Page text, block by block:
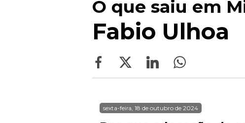
O que saiu em
Fabio Ulhoa
sexta-feira, 18 de outubro de 2024